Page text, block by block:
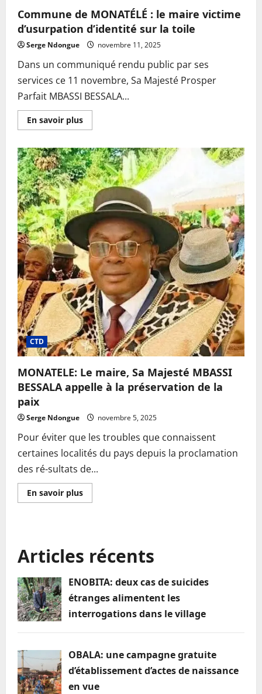
Commune de MONATÉLÉ : le maire victime
d’usurpation d’identité sur la toile
Serge Ndongue novembre 11, 2025
Dans un communiqué rendu public par ses
services ce 11 novembre, Sa Majesté Prosper
Parfait MBASSI BESSALA...
En savoir plusEn
savoir
Commune
de
MONATÉLÉ
:
le
maire
victime
d’usurpation
d’identité
sur
la
toile
CTD
MONATELE: Le maire, Sa Majesté MBASSI
BESSALA appelle à la préservation de la
paix
Serge Ndongue novembre 5, 2025
Pour éviter que les troubles que connaissent
certaines localités du pays depuis la proclamation
des ré-sultats de...
En savoir plusEn
savoir
Majesté
MBASSI
appelle
la
préservation
de
paix
Articles récents
ENOBITA: deux cas de suicides
étranges alimentent les
interrogations dans le village
OBALA: une campagne gratuite
d’établissement d’actes de naissance
en vue